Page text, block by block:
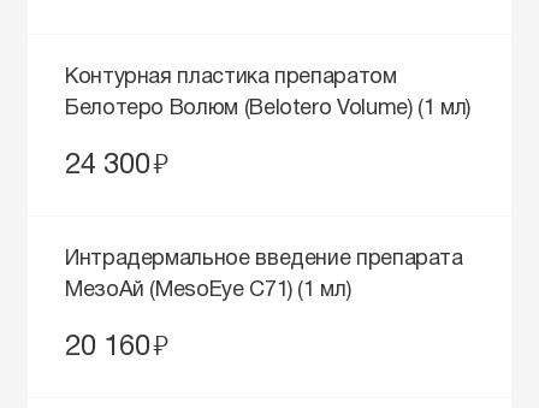
Контурная пластика препаратом
Белотеро Волюм (Belotero Volume) (1 мл)
24 300руб.
Интрадермальное введение препарата
МезоАй (MesoEye C71) (1 мл)
20 160руб.